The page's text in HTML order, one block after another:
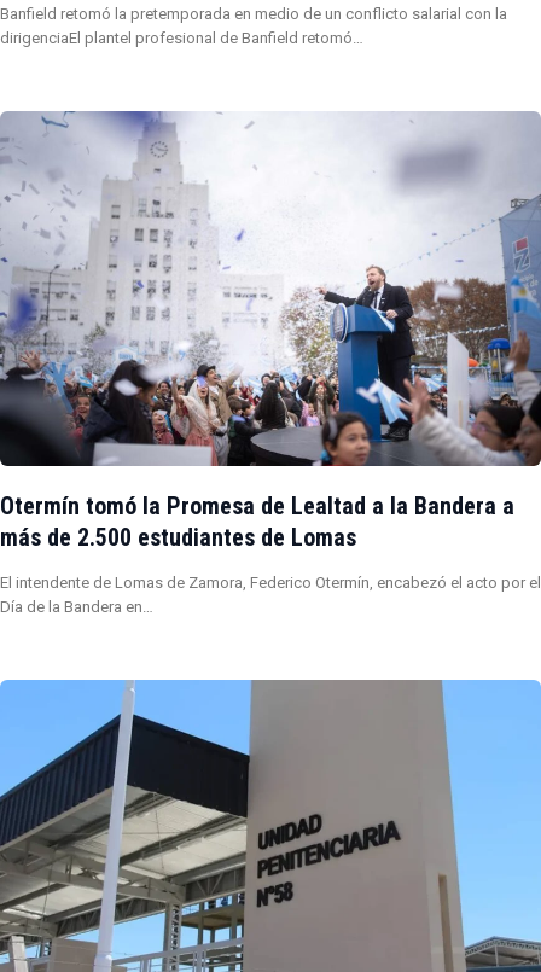
Banfield retomó la pretemporada en medio de un conflicto salarial con la
dirigenciaEl plantel profesional de Banfield retomó…
Otermín tomó la Promesa de Lealtad a la Bandera a
más de 2.500 estudiantes de Lomas
El intendente de Lomas de Zamora, Federico Otermín, encabezó el acto por el
Día de la Bandera en…